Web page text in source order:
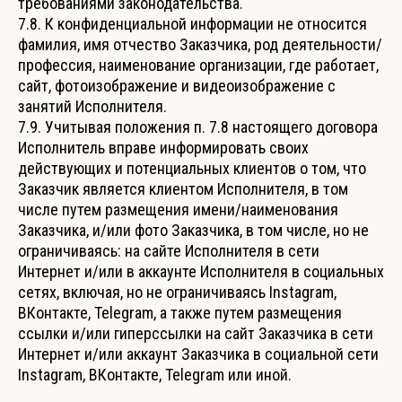
7.8. К конфиденциальной информации не относится
фамилия, имя отчество Заказчика, род деятельности/
профессия, наименование организации, где работает,
сайт, фотоизображение и видеоизображение с
занятий Исполнителя.
7.9. Учитывая положения п. 7.8 настоящего договора
Исполнитель вправе информировать своих
действующих и потенциальных клиентов о том, что
Заказчик является клиентом Исполнителя, в том
числе путем размещения имени/наименования
Заказчика, и/или фото Заказчика, в том числе, но не
ограничиваясь: на сайте Исполнителя в сети
Интернет и/или в аккаунте Исполнителя в социальных
сетях, включая, но не ограничиваясь Instagram,
ВКонтакте, Telegram, а также путем размещения
ссылки и/или гиперссылки на сайт Заказчика в сети
Интернет и/или аккаунт Заказчика в социальной сети
Instagram, ВКонтакте, Telegram или иной.